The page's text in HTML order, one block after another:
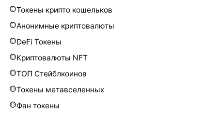
Токены крипто кошельков
Анонимные криптовалюты
DeFi Токены
Криптовалюты NFT
ТОП Стейблкоинов
Токены метавселенных
Фан токены